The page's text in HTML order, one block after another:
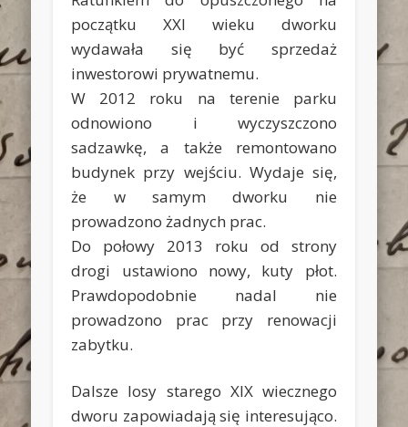
początku XXI wieku dworku
wydawała się być sprzedaż
inwestorowi prywatnemu.
W 2012 roku na terenie parku
odnowiono i wyczyszczono
sadzawkę, a także remontowano
budynek przy wejściu. Wydaje się,
że w samym dworku nie
prowadzono żadnych prac.
Do połowy 2013 roku od strony
drogi ustawiono nowy, kuty płot.
Prawdopodobnie nadal nie
prowadzono prac przy renowacji
zabytku.
Dalsze losy starego XIX wiecznego
dworu zapowiadają się interesująco.